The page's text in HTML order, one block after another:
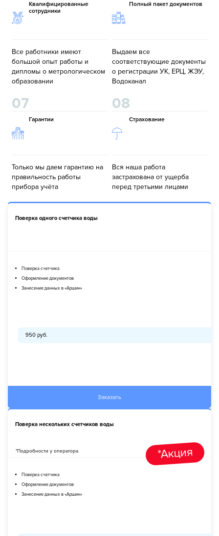
Квалифицированные
сотрудники
Все работники имеют
большой опыт работы и
дипломы о метрологическом
образовании
Полный пакет документов
Выдаем все
соответствующие документы
о регистрации УК, ЕРЦ, ЖЭУ,
Водоканал
07
Гарантии
Только мы даем гарантию на
правильность работы
прибора учёта
08
Страхование
Вся наша работа
застрахована от ущерба
перед третьими лицами
Поверка одного счетчика воды
Поверка счетчика
Оформление документов
Занесение данных в «Аршин»
950 руб.
Заказать
Поверка нескольких счетчиков воды
*Акция
*Подробности у оператора
Поверка счетчика
Оформление документов
Занесение данных в «Аршин»